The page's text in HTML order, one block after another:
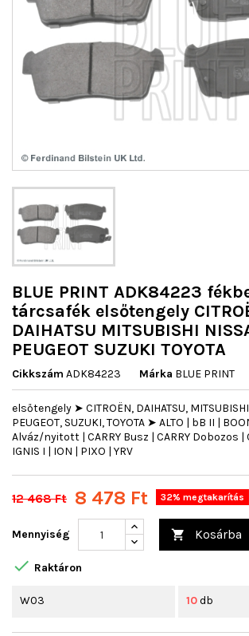
BLUE PRINT ADK84223
tárcsafék elsőtengely
DAIHATSU MITSUBISHI
PEUGEOT SUZUKI TOYOTA
Cikkszám ADK84223 Márka BLUE PRINT
elsőtengely ➤ CITROËN, DAIHATSU,
PEUGEOT, SUZUKI, TOYOTA ➤ ALTO | bB II |
Alváz/nyitott | CARRY Busz | CARRY Dobozos |
IGNIS I | ION | PIXO | YRV
12 468 Ft 8 478 Ft 32% megtakarítás
Mennyiség  Kosárba
 Raktáron
W03 10db